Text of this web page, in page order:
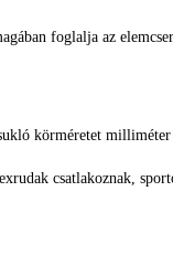
foglalja az
körméretet milliméter
csatlakoznak,